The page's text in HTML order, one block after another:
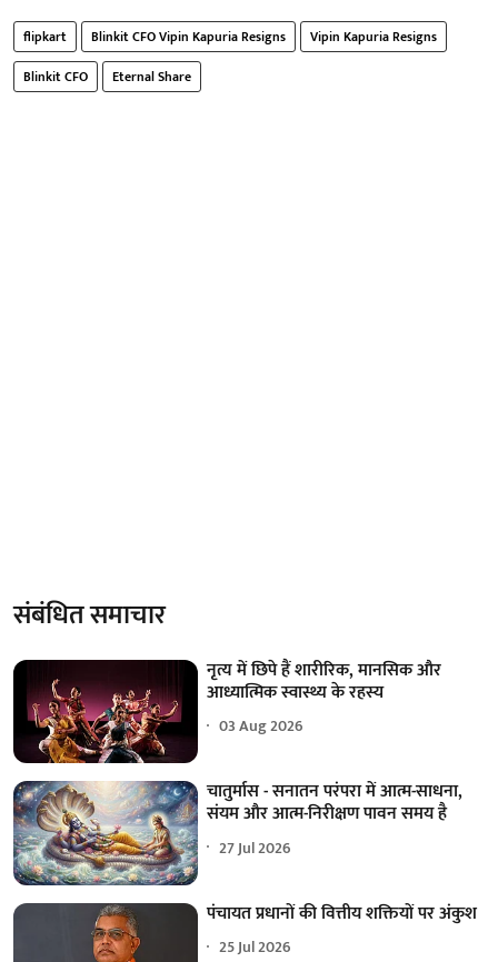
flipkart Blinkit CFO Vipin Kapuria Resigns
Vipin Kapuria Resigns
Blinkit CFO
Eternal Share
संबंधित समाचार
नृत्य में छिपे हैं शारीरिक, मानसिक और
आध्यात्मिक स्वास्थ्य के रहस्य
03 Aug 2026
चातुर्मास - सनातन परंपरा में आत्म-साधना,
संयम और आत्म-निरीक्षण पावन समय है
27 Jul 2026
पंचायत प्रधानों की वित्तीय शक्तियों पर अंकुश
25 Jul 2026